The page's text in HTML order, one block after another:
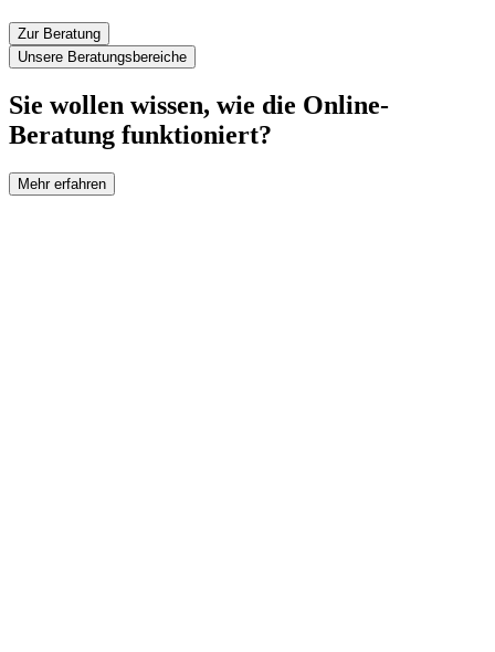
Zur Beratung
Unsere Beratungsbereiche
Sie wollen wissen, wie die Online-
Beratung funktioniert?
Mehr erfahren